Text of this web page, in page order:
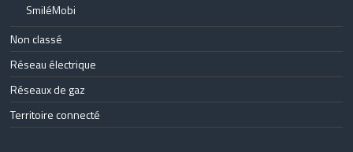
SmiléMobi
Non classé
Réseau électrique
Réseaux de gaz
Territoire connecté